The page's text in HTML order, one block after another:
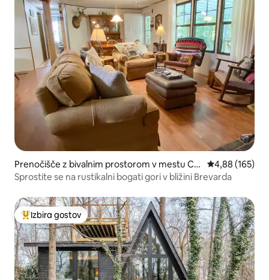
Prenočišče z bivalnim prostorom v mestu Ce
dar Mountain
Povprečna
4,88 (165)
Sprostite se na rustikalni bogati gori v bližini Brevarda
Najbolj priljubljena prenočišča z značko »Izbira gostov«
Izbira gostov